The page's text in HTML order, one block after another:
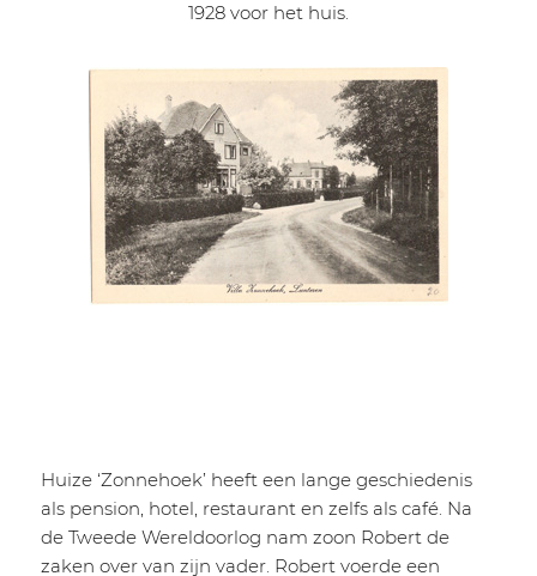
1928 voor het huis.
Huize ‘Zonnehoek’ heeft een lange geschiedenis
als pension, hotel, restaurant en zelfs als café. Na
de Tweede Wereldoorlog nam zoon Robert de
zaken over van zijn vader. Robert voerde een